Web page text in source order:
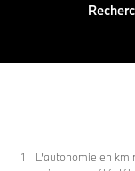
L’autonomie en